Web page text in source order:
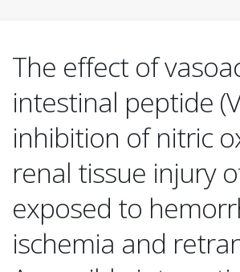
The effect of
intestinal peptide
inhibition of nitric
renal tissue injury
exposed to
ischemia and